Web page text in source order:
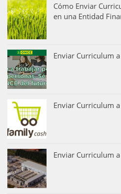
Cómo Enviar
en una Entidad
Enviar Curriculum
Enviar Curriculum
Enviar Curriculum